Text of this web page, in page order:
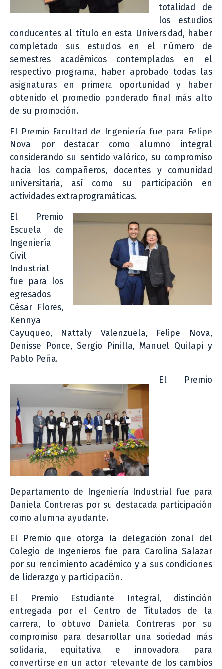
totalidad de
los estudios
conducentes al título en esta Universidad, haber
completado sus estudios en el número de
semestres académicos contemplados en el
respectivo programa, haber aprobado todas las
asignaturas en primera oportunidad y haber
obtenido el promedio ponderado final más alto
de su promoción.
El Premio Facultad de Ingeniería fue para Felipe
Nova por destacar como alumno integral
considerando su sentido valórico, su compromiso
hacia los compañeros, docentes y comunidad
universitaria, así como su participación en
actividades extraprogramáticas.
El Premio
Escuela de
Ingeniería
Civil
Industrial
fue para los
egresados
César Flores,
Kennya
Cayuqueo, Nattaly Valenzuela, Felipe Nova,
Denisse Ponce, Sergio Pinilla, Manuel Quilapi y
Pablo Peña.
El Premio
Departamento de Ingeniería Industrial fue para
Daniela Contreras por su destacada participación
como alumna ayudante.
El Premio que otorga la delegación zonal del
Colegio de Ingenieros fue para Carolina Salazar
por su rendimiento académico y a sus condiciones
de liderazgo y participación.
El Premio Estudiante Integral, distinción
entregada por el Centro de Titulados de la
carrera, lo obtuvo Daniela Contreras por su
compromiso para desarrollar una sociedad más
solidaria, equitativa e innovadora para
convertirse en un actor relevante de los cambios